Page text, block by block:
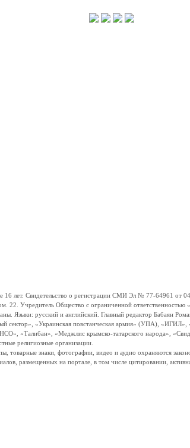
Свидетельство о регистрации СМИ Эл № 77-64961 от
22. Учредитель Общество с ограниченной
Языки: русский и английский. Главный редактор Бабаян
сектор», «Украинская повстанческая армия» (УПА),
«Талибан», «Меджлис крымско-татарского народа»,
религиозные организации.
товарные знаки, фотографии, видео и аудио охраняются
размещенных на портале, в том числе цитировании,